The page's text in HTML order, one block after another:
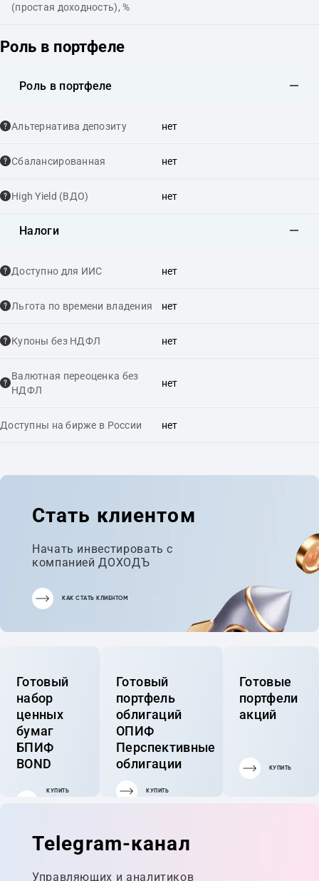
(простая доходность), %
Роль в портфеле
Роль в портфеле
Альтернатива депозиту нет
Сбалансированная нет
High Yield (ВДО) нет
Налоги
Доступно для ИИС нет
Льгота по времени владения нет
Купоны без НДФЛ нет
Валютная переоценка без
НДФЛ
нет
Доступны на бирже в России нет
Стать клиентом
Начать инвестировать с
компанией ДОХОДЪ
КАК СТАТЬ КЛИЕНТОМ
Готовый
набор
ценных
бумаг
БПИФ
BOND
КУПИТЬ
Готовый
портфель
облигаций
ОПИФ
Перспективные
облигации
КУПИТЬ
Готовые
портфели
акций
КУПИТЬ
Telegram-канал
Управляющих и аналитиков